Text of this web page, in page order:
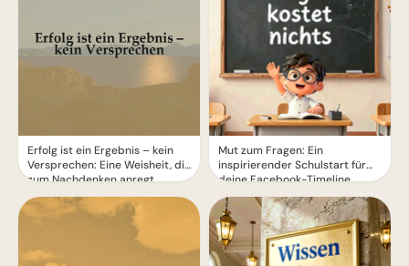
Erfolg ist ein Ergebnis – kein
Versprechen: Eine Weisheit, die
zum Nachdenken anregt
Mut zum Fragen: Ein
inspirierender Schulstart für
deine Facebook-Timeline